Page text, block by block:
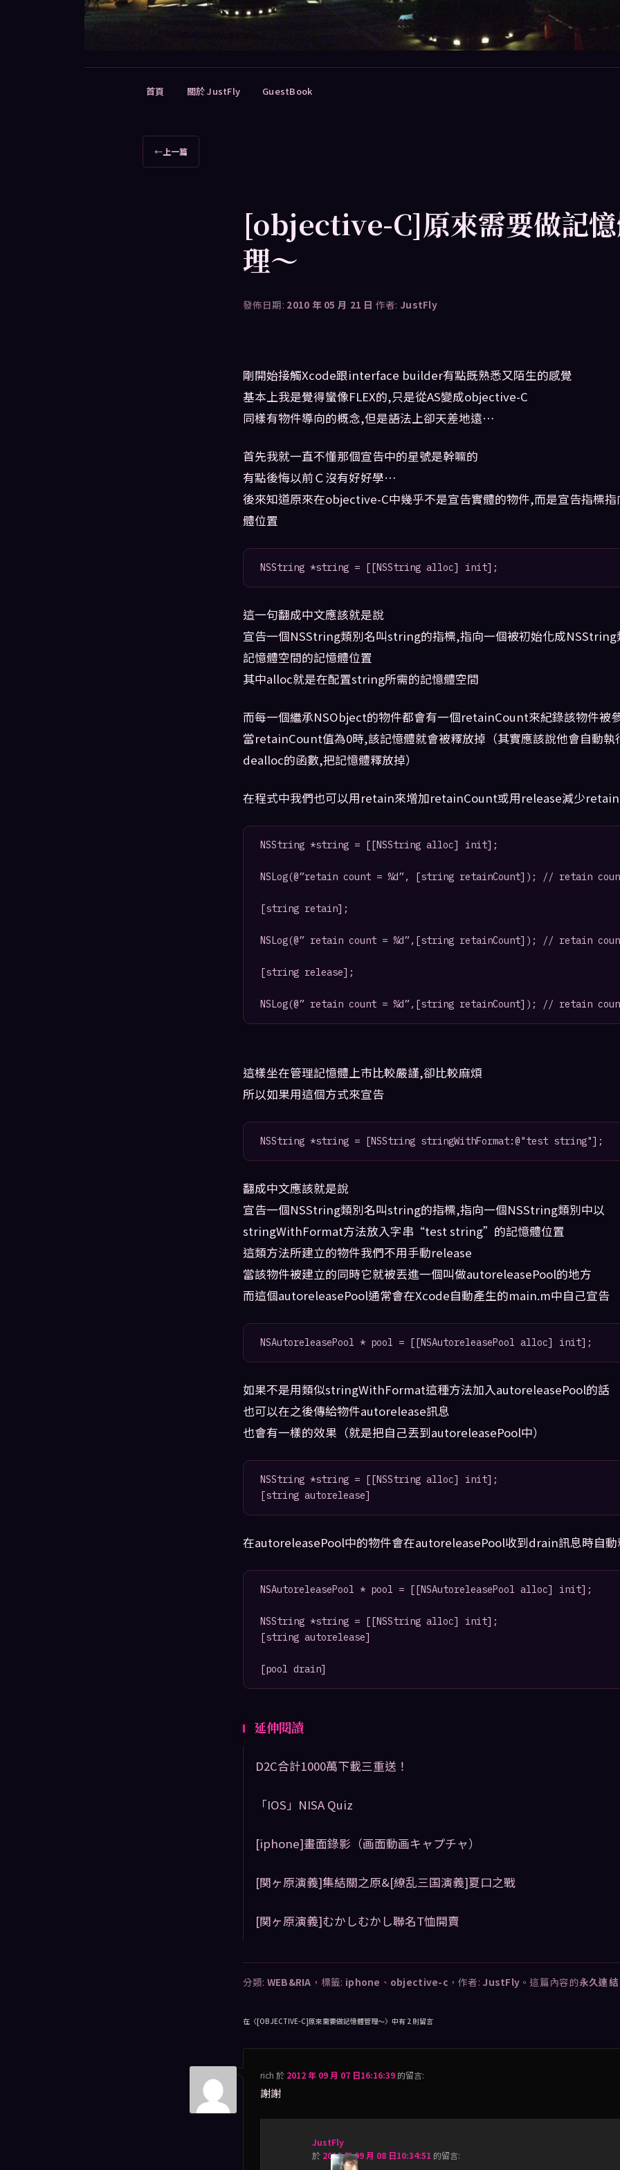
首頁 關於 JustFly GuestBook
章
←上一篇
[objective-C]原來需要做記
理～
發佈日期: 2010 年 05 月 21 日 作者: JustFly
剛開始接觸Xcode跟interface builder有點既熟悉又陌生的感覺
基本上我是覺得蠻像FLEX的,只是從AS變成objective-C
同樣有物件導向的概念,但是語法上卻天差地遠…
首先我就一直不懂那個宣告中的星號是幹嘛的
有點後悔以前Ｃ沒有好好學…
後來知道原來在objective-C中幾乎不是宣告實體的物件,而是宣告指標指
體位置
NSString *string = [[NSString alloc] init];
這一句翻成中文應該就是說
宣告一個NSString類別名叫string的指標,指向一個被初始化成NSString
記憶體空間的記憶體位置
其中alloc就是在配置string所需的記憶體空間
而每一個繼承NSObject的物件都會有一個retainCount來紀錄該物件被
當retainCount值為0時,該記憶體就會被釋放掉（其實應該說他會自動執
dealloc的函數,把記憶體釋放掉）
在程式中我們也可以用retain來增加retainCount或用release減少
NSString *string = [[NSString alloc] init];
NSLog(@”retain count = %d”, [string retainCount]); // retain
[string retain];
NSLog(@” retain count = %d”,[string retainCount]); // retain
[string release];
這樣坐在管理記憶體上市比較嚴謹,卻比較麻煩
所以如果用這個方式來宣告
翻成中文應該就是說
宣告一個NSString類別名叫string的指標,指向一個NSString類別中以
stringWithFormat方法放入字串“test string”的記憶體位置
這類方法所建立的物件我們不用手動release
當該物件被建立的同時它就被丟進一個叫做autoreleasePool的地方
而這個autoreleasePool通常會在Xcode自動產生的main.m中自己宣告
如果不是用類似stringWithFormat這種方法加入autoreleasePool的話
也可以在之後傳給物件autorelease訊息
也會有一樣的效果（就是把自己丟到autoreleasePool中）
NSString *string = [[NSString alloc] init];
在autoreleasePool中的物件會在autoreleasePool收到drain訊息時自動
NSAutoreleasePool * pool = [[NSAutoreleasePool alloc] init];
NSString *string = [[NSString alloc] init];
[string autorelease]
延伸閱讀
D2C合計1000萬下載三重送！
「IOS」NISA Quiz
[iphone]畫面錄影（画面動画キャプチャ）
[関ヶ原演義]集結關之原&[繚乱三国演義]夏口之戰
[関ヶ原演義]むかしむかし聯名T恤開賣
分類: WEB&RIA ，標籤: iphone 、 objective-c ，作者: JustFly 。這篇內容的永久連結
在〈[OBJECTIVE-C]原來需要做記憶體管理～〉中有 2 則留言
rich 於 2012 年 09 月 07 日16:16:39 的留言:
謝謝
JustFly
於 2012 年 09 月 08 日10:34:51 的留言: